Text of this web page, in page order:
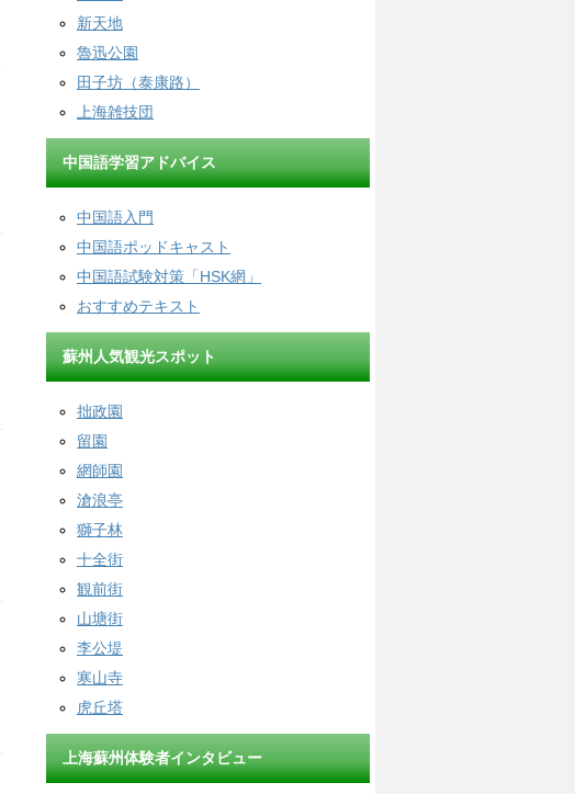
新天地
魯迅公園
田子坊（泰康路）
上海雑技団
中国語学習アドバイス
中国語入門
中国語ポッドキャスト
中国語試験対策「HSK網」
おすすめテキスト
蘇州人気観光スポット
拙政園
留園
網師園
滄浪亭
獅子林
十全街
観前街
山塘街
李公堤
寒山寺
虎丘塔
上海蘇州体験者インタビュー